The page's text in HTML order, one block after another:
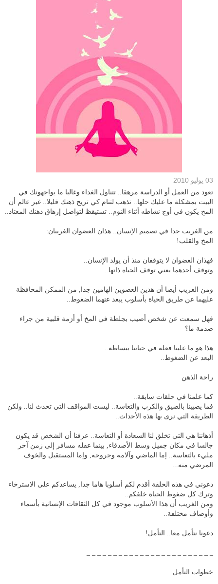
03 يوليو 2010
تعود من العمل أو الدراسة مرهقا.. تتناول الغداء وغالبا ما يواجهونك في
البيت بمشكلة ما عليك حلها.. تذهب لتنام كي تريح ذهنك قليلا.. غير عالم أن
المخ يكون في أوج نشاطه أثناء النوم.. تستيقظ لتواصل إرهاق ذهنك المعتاد..
من الغريب جدا في تصميم الإنسان.. هذان العضوان الغريبان:
المخ والقلب!
فهذان العضوان لا يتوقفان منذ أن يولد الإنسان..
وتوقف أحدهما يعني توقف الحياة ذاتها..
ومن الغريب أيضا أن هذين العضوين الهامين جدا, من الممكن المحافظة
عليهما عن طريق الحياة بأسلوب يبعد عنهما الضغوط..
فهل سمعت عن شخص أصيب بجلطة في المخ أو أزمة قلبية من جراء
صدمة ما؟
هذا هو ما علينا فعله في حياتنا ببساطة..
البعد عن الضغوط..
راحة الذهن
كما علمنا في حلقات سابقة..
فما يصيبنا بالضيق والكرب والتعاسة.. ليست المواقف التي تحدث لنا.. ولكن
الطريقة التي نرى بها هذه الأحداث..
أذهاننا هي التي تخلق لنا السعادة أو التعاسة.. عرفنا أن الشخص قد يكون
جالسا في مكان جميل وسط الأصدقاء, بينما عقله مسافر إلى زمن آخر
مليء بالتعاسة.. إما الماضي وآلامه وجروحه, وإما المستقبل والخوف
المرضي منه...
دعوني في هذه الحلقة أقدم لكم أسلوبا هاما جدا, يساعدكم على الاسترخاء
وترك كل ضغوط الحياة خلفكم..
ومن الغريب أن هذا الأسلوب موجود في كل الثقافات الإنسانية بأسماء
وأوصاف مختلفة..
دعونا نتأمل معا.. التأمل!
خطوات التأمل